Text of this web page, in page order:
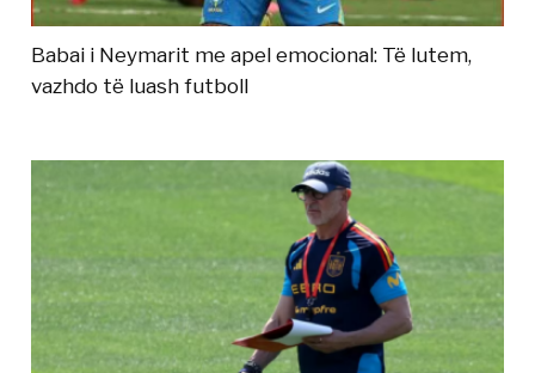
Babai i Neymarit me apel emocional: Të lutem,
vazhdo të luash futboll